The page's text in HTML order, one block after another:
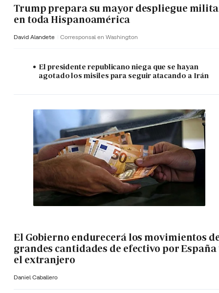
Trump prepara su mayor despliegue
en toda Hispanoamérica
David Alandete Corresponsal en Washington
El presidente republicano niega que se hayan
agotado los misiles para seguir atacando a Irán
El Gobierno endurecerá los movimientos
grandes cantidades de efectivo por España
el extranjero
Daniel Caballero